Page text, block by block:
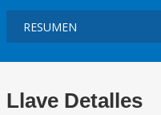
Llave Detalles